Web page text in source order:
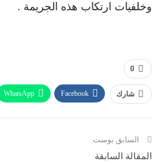
وخلفيات ارتكاب هذه الجريمة .
0
شارك Facebook
WhatsApp
السابق بوست
المقالة السابقة